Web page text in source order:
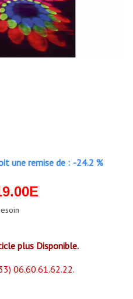
Audio Vidéo
, Noise Gate
Basses
Sono
Actives
Scène
une remise de : -24.2 %
plus Disponible.
06.60.61.62.22.